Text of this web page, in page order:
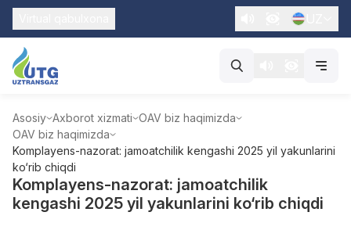
Asosiy Axborot xizmati OAV biz haqimizda
OAV biz haqimizda
Komplayens-nazorat: jamoatchilik kengashi 2025 yil yakunlarini
ko‘rib chiqdi
Komplayens-nazorat: jamoatchilik
kengashi 2025 yil yakunlarini ko‘rib chiqdi